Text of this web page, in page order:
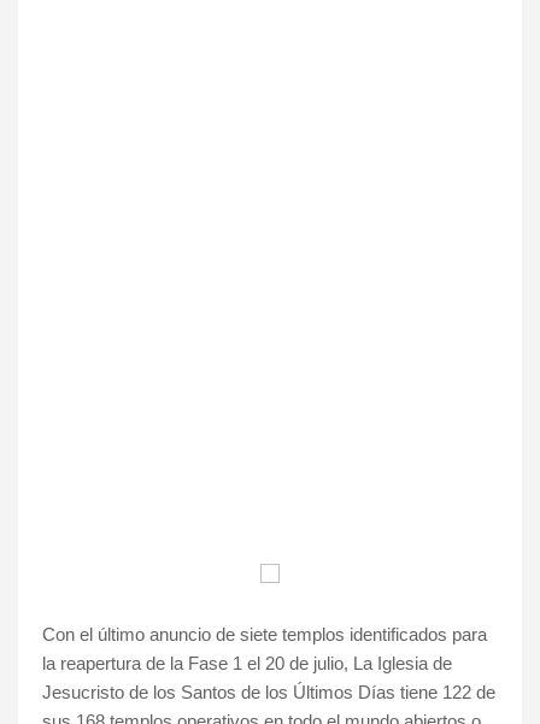
Con el último anuncio de siete templos identificados para
la reapertura de la Fase 1 el 20 de julio, La Iglesia de
Jesucristo de los Santos de los Últimos Días tiene 122 de